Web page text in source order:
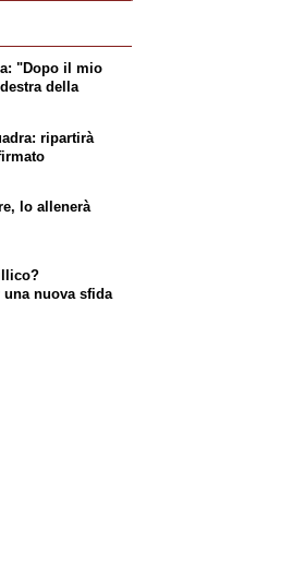
"Dopo il mio
della
ripartirà
lo allenerà
una nuova sfida